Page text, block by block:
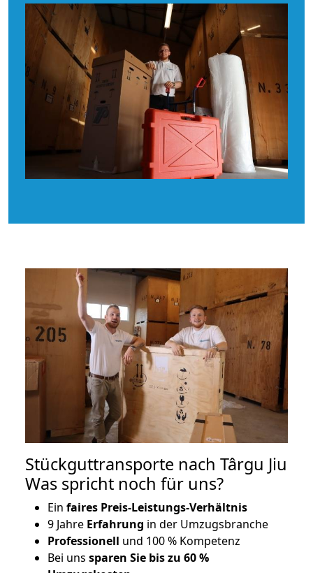
Stückguttransporte nach Târgu Jiu
Was spricht noch für uns?
Ein faires Preis-Leistungs-Verhältnis
9 Jahre Erfahrung in der Umzugsbranche
Professionell und 100 % Kompetenz
Bei uns sparen Sie bis zu 60 %